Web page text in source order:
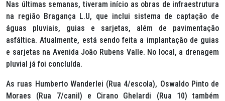
Nas últimas semanas, tiveram início as obras de infraestrutura
na região Bragança L.U, que inclui sistema de captação de
águas pluviais, guias e sarjetas, além de pavimentação
asfáltica. Atualmente, está sendo feita a implantação de guias
e sarjetas na Avenida João Rubens Valle. No local, a drenagem
pluvial já foi concluída.
As ruas Humberto Wanderlei (Rua 4/escola), Oswaldo Pinto de
Moraes (Rua 7/canil) e Cirano Ghelardi (Rua 10) também